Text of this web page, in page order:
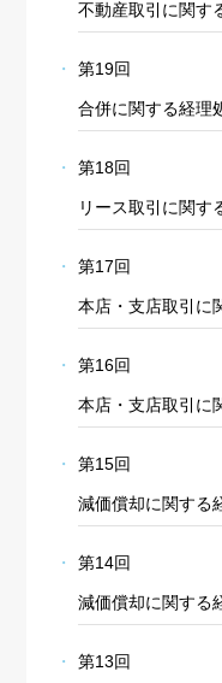
不動産取引に関す
第19回
合併に関する経理
第18回
リース取引に関
第17回
本店・支店取引に
第16回
本店・支店取引に
第15回
減価償却に関する
第14回
減価償却に関する
第13回